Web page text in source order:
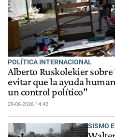
POLÍTICA INTERNACIONAL
Alberto Ruskolekier sobre
evitar que la ayuda
un control político"
29-06-2026 14:42
SISMO